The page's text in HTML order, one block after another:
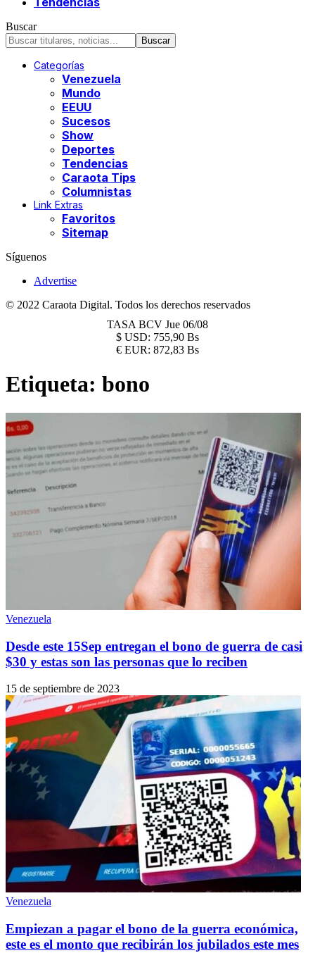
Buscar
Categorías
Venezuela
Mundo
EEUU
Sucesos
Show
Deportes
Tendencias
Caraota Tips
Columnistas
Link Extras
Favoritos
Sitemap
Síguenos
Advertise
© 2022 Caraota Digital. Todos los derechos reservados
TASA BCV Jue 06/08
$ USD: 755,90 Bs
€ EUR: 872,83 Bs
Etiqueta: bono
Venezuela
Desde este 15Sep entregan el bono de guerra de casi
$30 y estas son las personas que lo reciben
15 de septiembre de 2023
Venezuela
Empiezan a pagar el bono de la guerra económica,
este es el monto que recibirán los jubilados este mes